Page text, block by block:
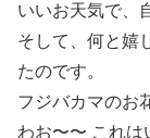
いいお天気で、
そして、何と嬉
たのです。
フジバカマのお
わお〜〜 これは